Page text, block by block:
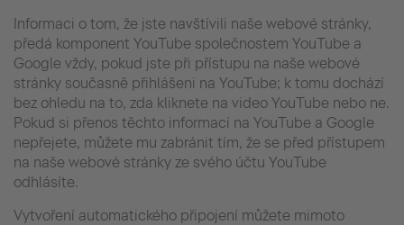
Informaci o tom, že jste navštívili naše webové stránky,
předá komponent YouTube společnostem YouTube a
Google vždy, pokud jste při přístupu na naše webové
stránky současně přihlášeni na YouTube; k tomu dochází
bez ohledu na to, zda kliknete na video YouTube nebo ne.
Pokud si přenos těchto informací na YouTube a Google
nepřejete, můžete mu zabránit tím, že se před přístupem
na naše webové stránky ze svého účtu YouTube
odhlásíte.
Vytvoření automatického připojení můžete mimoto